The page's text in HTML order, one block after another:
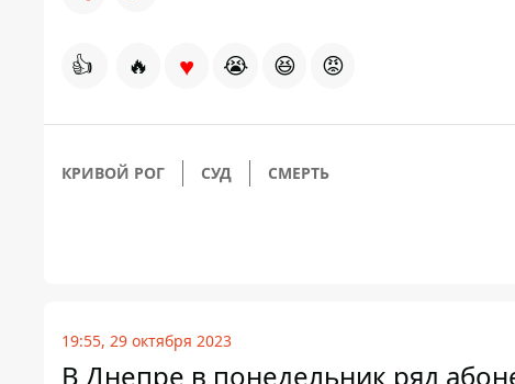
👍 🔥 ♥ 😭 😆 😡
КРИВОЙ РОГ СУД СМЕРТЬ
19:55, 29 октября 2023
В Днепре в понедельник ряд